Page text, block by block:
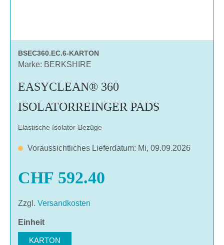
BSEC360.EC.6-KARTON
Marke: BERKSHIRE
EASYCLEAN® 360
ISOLATORREINGER PADS
Elastische Isolator-Bezüge
Voraussichtliches Lieferdatum: Mi, 09.09.2026
CHF 592.40
Zzgl. Versandkosten
Einheitauswählen
KARTON